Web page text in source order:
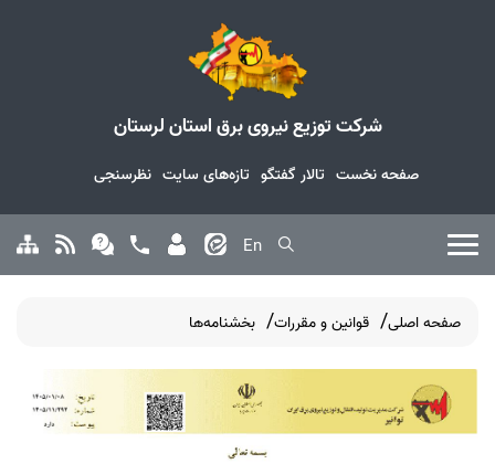
صفحه نخست تالار گفتگو تازه‌های سایت نظرسنجی
شرکت توزیع نیروی برق استان لرستان
En
صفحه اصلی قوانین و مقررات بخشنامه‌ها